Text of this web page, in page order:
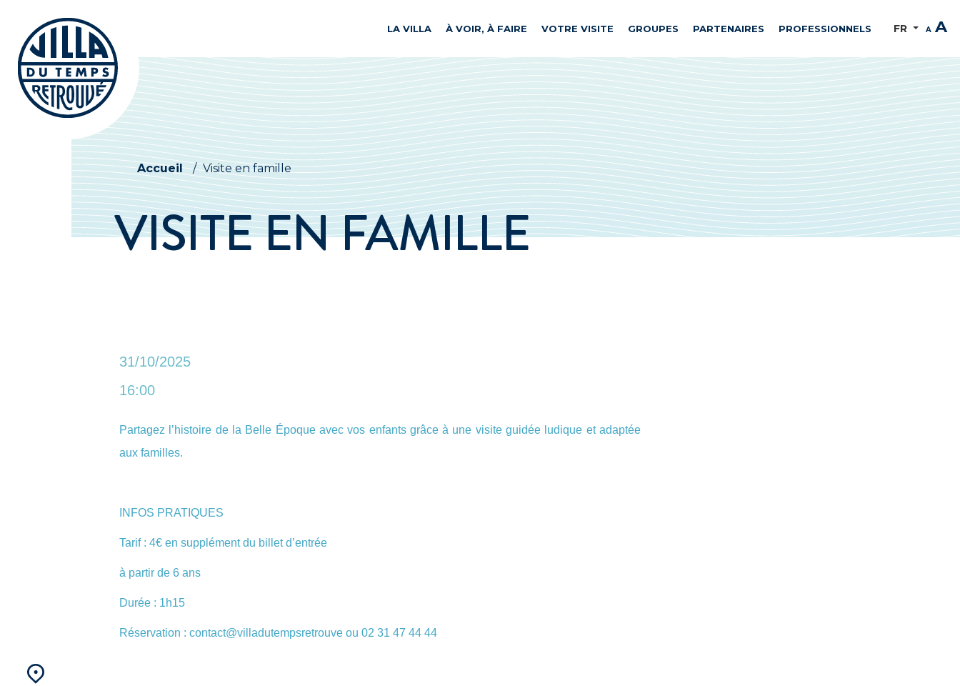
LA VILLA À VOIR, À FAIRE VOTRE VISITE GROUPES PARTENAIRES PROFESSIONNELS FR A A
Accueil / Visite en famille
VISITE EN FAMILLE
31/10/2025
16:00
Partagez l’histoire de la Belle Époque avec vos enfants grâce à une visite guidée ludique et adaptée
aux familles.
INFOS PRATIQUES
Tarif : 4€ en supplément du billet d’entrée
à partir de 6 ans
Durée : 1h15
Réservation : contact@villadutempsretrouve ou 02 31 47 44 44